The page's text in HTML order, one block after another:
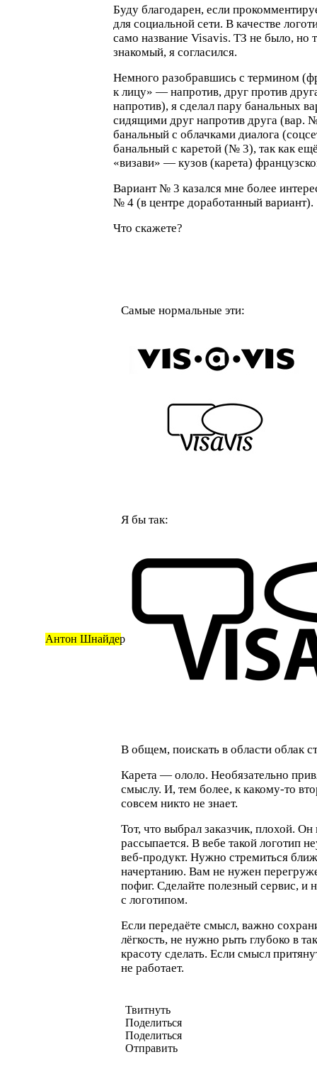
Буду благодарен, если
для социальной сети. В качестве
само название Visavis. ТЗ не было, но
знакомый, я согласился.
Немного разобравшись с термином
к лицу» — напротив, друг против
напротив), я сделал пару банальных
сидящими друг напротив друга (вар.
банальный с облачками диалога
банальный с каретой (№ 3), так как
«визави» — кузов (карета)
Вариант № 3 казался мне более
№ 4 (в центре доработанный вариант).
Что скажете?
Антон Шнайдер
Самые нормальные эти:
Я бы так:
В общем, поискать в области облак
Карета — ололо. Необязательно
смыслу. И, тем более, ккакому-то
совсем никто не знает.
Тот, что выбрал заказчик, плохой.
рассыпается. В вебе такой логотип
веб-продукт. Нужно стремиться
начертанию. Вам не нужен
пофиг. Сделайте полезный сервис, и
с логотипом.
Если передаёте смысл, важно
лёгкость, не нужно рыть глубоко в
красоту сделать. Если смысл
не работает.
Твитнуть
Поделиться
Поделиться
Отправить